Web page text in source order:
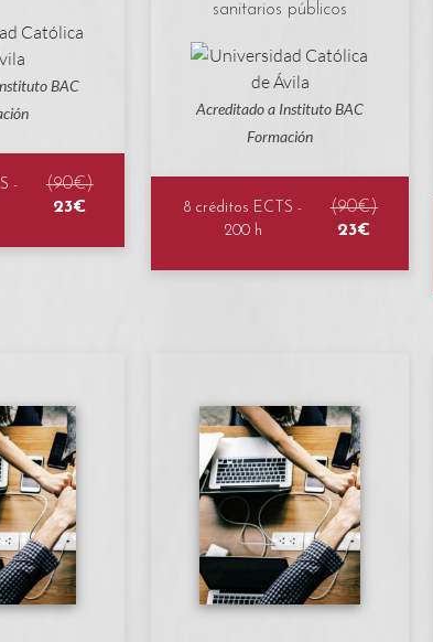
BAC
-
(90€)
23€
sanitarios públicos
Acreditado a Instituto BAC
Formación
8 créditos ECTS -
200 h
(90€)
23€